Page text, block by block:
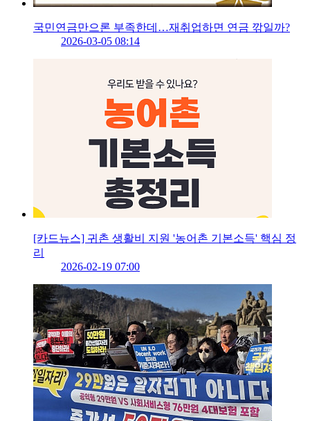
국민연금만으론 부족한데…재취업하면 연금 깎일까?
2026-03-05 08:14
[카드뉴스] 귀촌 생활비 지원 '농어촌 기본소득' 핵심 정
리
2026-02-19 07:00